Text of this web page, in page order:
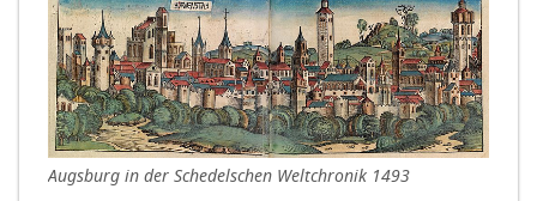
Augsburg in der Schedelschen Weltchronik 1493